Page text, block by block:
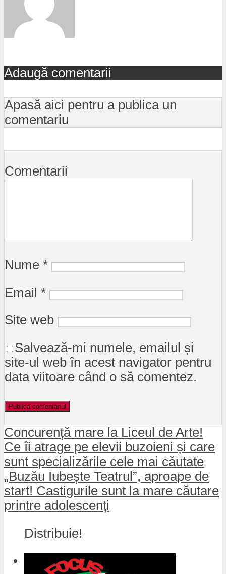
Adaugă comentarii
Apasă aici pentru a publica un
comentariu
Comentarii
Nume *
Email *
Site web
Salvează-mi numele, emailul și
site-ul web în acest navigator pentru
data viitoare când o să comentez.
Concurență mare la Liceul de Arte!
Ce îi atrage pe elevii buzoieni și care
sunt specializările cele mai căutate
„Buzău Iubește Teatrul”, aproape de
start! Castigurile sunt la mare căutare
printre adolescenți
Distribuie!